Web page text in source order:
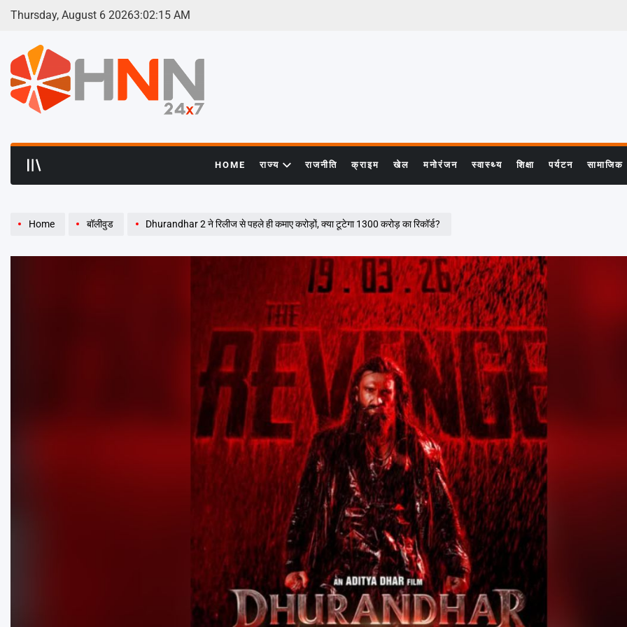
Skip
Thursday, August 6 20263:02:16 AM
HOME राज्य राजनीति क्राइम खेल मनोरंजन स्वास्थ्य शिक्षा पर्यटन सामाजिक
Home बॉलीवुड Dhurandhar 2 ने रिलीज से पहले ही कमाए करोड़ों, क्या टूटेगा 1300 करोड़ का रिकॉर्ड?